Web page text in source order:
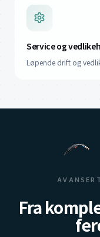
Service og
Løpende drift og
Fra